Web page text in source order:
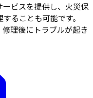
ビスを提供し、火災保
ることも可能です。
理後にトラブルが起き